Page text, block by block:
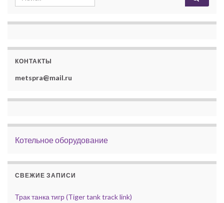
КОНТАКТЫ
metspra@mail.ru
Котельное оборудование
СВЕЖИЕ ЗАПИСИ
Трак танка тигр (Tiger tank track link)